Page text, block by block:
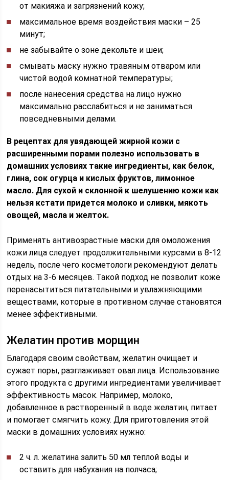
от макияжа и загрязнений кожу;
максимальное время воздействия маски – 25
минут;
не забывайте о зоне декольте и шеи;
смывать маску нужно травяным отваром или
чистой водой комнатной температуры;
после нанесения средства на лицо нужно
максимально расслабиться и не заниматься
повседневными делами.
В рецептах для увядающей жирной кожи с
расширенными порами полезно использовать в
домашних условиях такие ингредиенты, как белок,
глина, сок огурца и кислых фруктов, лимонное
масло. Для сухой и склонной к шелушению кожи как
нельзя кстати придется молоко и сливки, мякоть
овощей, масла и желток.
Применять антивозрастные маски для омоложения
кожи лица следует продолжительными курсами в 8-12
недель, после чего косметологи рекомендуют делать
отдых на 3-6 месяцев. Такой подход не позволит коже
перенасытиться питательными и увлажняющими
веществами, которые в противном случае становятся
менее эффективными.
Желатин против морщин
Благодаря своим свойствам, желатин очищает и
сужает поры, разглаживает овал лица. Использование
этого продукта с другими ингредиентами увеличивает
эффективность масок. Например, молоко,
добавленное в растворенный в воде желатин, питает
и помогает смягчить кожу. Для приготовления этой
маски в домашних условиях нужно:
2 ч. л. желатина залить 50 мл теплой воды и
оставить для набухания на полчаса;